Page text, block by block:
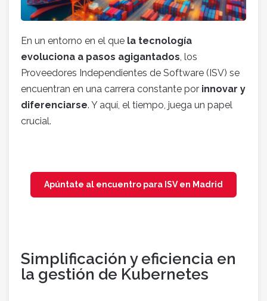
En un entorno en el que la tecnología
evoluciona a pasos agigantados, los
Proveedores Independientes de Software (ISV) se
encuentran en una carrera constante por innovar y
diferenciarse. Y aquí, el tiempo, juega un papel
crucial.
Apúntate al encuentro para ISV en Madrid
Simplificación y eficiencia en
la gestión de Kubernetes